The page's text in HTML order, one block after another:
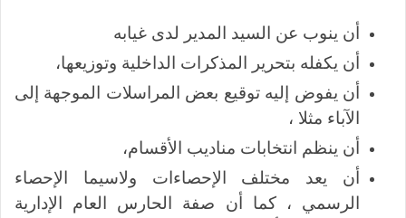
أن ينوب عن السيد المدير لدى غيابه
أن يكفله بتحرير المذكرات الداخلية وتوزيعها،
أن يفوض إليه توقيع بعض المراسلات الموجهة إلى
الآباء مثلا ،
أن ينظم انتخابات مناديب الأقسام،
أن يعد مختلف الإحصاءات ولاسيما الإحصاء
الرسمي ، كما أن صفة الحارس العام الإدارية